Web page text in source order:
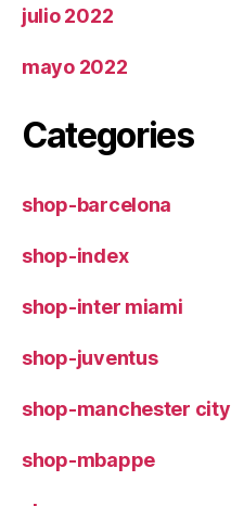
julio 2022
mayo 2022
Categories
shop-barcelona
shop-index
shop-inter miami
shop-juventus
shop-manchester city
shop-mbappe